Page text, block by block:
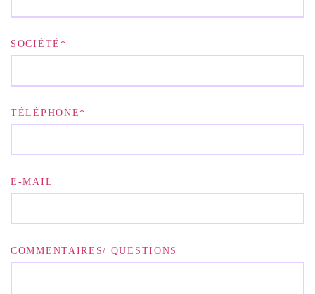
SOCIÉTÉ*
TÉLÉPHONE*
E-MAIL
COMMENTAIRES/ QUESTIONS